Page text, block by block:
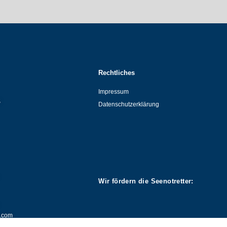
Rechtliches
Impressum
Datenschutzerklärung
Wir fördern die Seenotretter: